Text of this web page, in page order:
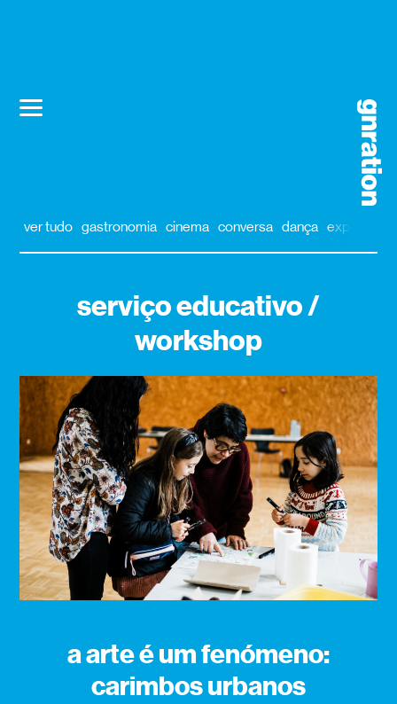
ver tudo gastronomia cinema conversa dança exposição
serviço educativo /
workshop
a arte é um fenómeno:
carimbos urbanos